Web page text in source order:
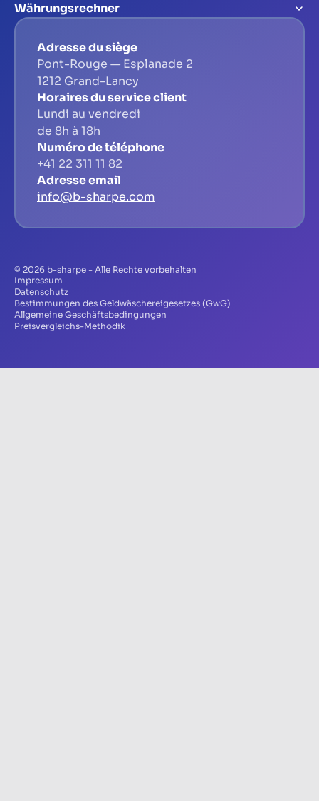
Währungsrechner
Adresse du siège
Pont-Rouge — Esplanade 2
1212 Grand-Lancy
Horaires du service client
Lundi au vendredi
de 8h à 18h
Numéro de téléphone
+41 22 311 11 82
Adresse email
info@b-sharpe.com
© 2026 b-sharpe - Alle Rechte vorbehalten
Impressum
Datenschutz
Bestimmungen des Geldwäschereigesetzes (GwG)
Allgemeine Geschäftsbedingungen
Preisvergleichs-Methodik